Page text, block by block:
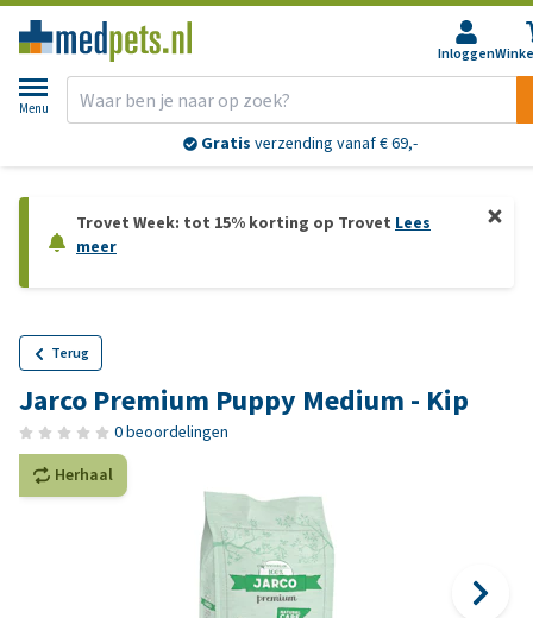
Inloggen
Menu
Gratis verzending vanaf € 69,-
Trovet Week: tot 15% korting op Trovet Lees
meer
Terug
Jarco Premium Puppy Medium - Kip
0 beoordelingen
Herhaal